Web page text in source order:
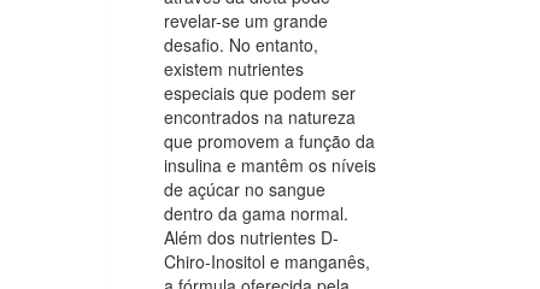
revelar-se um grande
desafio. No entanto,
existem nutrientes
especiais que podem ser
encontrados na natureza
que promovem a função da
insulina e mantêm os níveis
de açúcar no sangue
dentro da gama normal.
Além dos nutrientes D-
Chiro-Inositol e manganês,